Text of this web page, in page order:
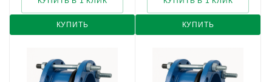
КУПИТЬ КУПИТЬ